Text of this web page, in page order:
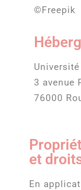
©Freepik
3 avenue
76000
et
En